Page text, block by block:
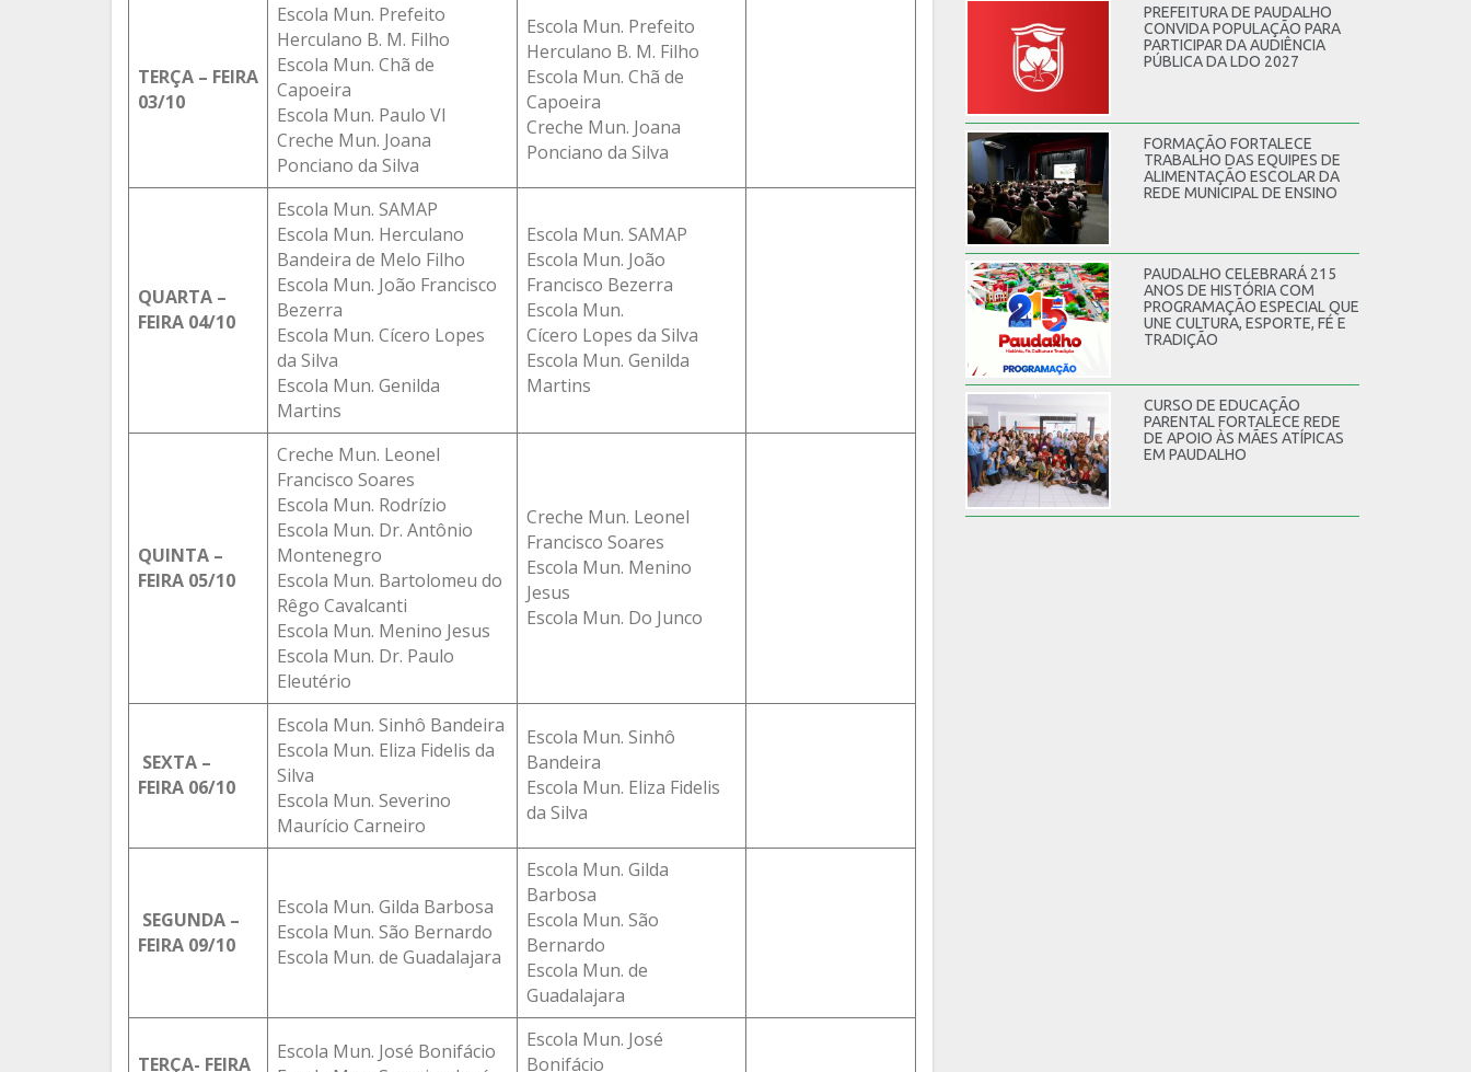
TERÇA – FEIRA
03/10
Escola Mun. Prefeito
Herculano B. M. Filho
Escola Mun. Chã de
Capoeira
Escola Mun. Paulo VI
Creche Mun. Joana
Ponciano da Silva
Escola Mun. Prefeito
Herculano B. M. Filho
Escola Mun. Chã de
Capoeira
Creche Mun. Joana
Ponciano da Silva
QUARTA –
FEIRA 04/10
Escola Mun. SAMAP
Escola Mun. Herculano
Bandeira de Melo Filho
Escola Mun. João Francisco
Bezerra
Escola Mun. Cícero Lopes
da Silva
Escola Mun. Genilda
Martins
Escola Mun. SAMAP
Escola Mun. João
Francisco Bezerra
Escola Mun.
Cícero Lopes da Silva
Escola Mun. Genilda
Martins
QUINTA –
FEIRA 05/10
Creche Mun. Leonel
Francisco Soares
Escola Mun. Rodrízio
Escola Mun. Dr. Antônio
Montenegro
Escola Mun. Bartolomeu do
Rêgo Cavalcanti
Escola Mun. Menino Jesus
Escola Mun. Dr. Paulo
Eleutério
Creche Mun. Leonel
Francisco Soares
Escola Mun. Menino
Jesus
Escola Mun. Do Junco
SEXTA –
FEIRA 06/10
Escola Mun. Sinhô Bandeira
Escola Mun. Eliza Fidelis da
Silva
Escola Mun. Severino
Maurício Carneiro
Escola Mun. Sinhô
Bandeira
Escola Mun. Eliza Fidelis
da Silva
SEGUNDA –
FEIRA 09/10
Escola Mun. Gilda Barbosa
Escola Mun. São Bernardo
Escola Mun. de Guadalajara
Escola Mun. Gilda
Barbosa
Escola Mun. São
Bernardo
Escola Mun. de
Guadalajara
TERÇA- FEIRA
Escola Mun. José Bonifácio
Escola Mun. José
Bonifácio
PREFEITURA DE PAUDALHO
CONVIDA POPULAÇÃO PARA
PARTICIPAR DA AUDIÊNCIA
PÚBLICA DA LDO 2027
FORMAÇÃO FORTALECE
TRABALHO DAS EQUIPES DE
ALIMENTAÇÃO ESCOLAR DA
REDE MUNICIPAL DE ENSINO
PAUDALHO CELEBRARÁ 215
ANOS DE HISTÓRIA COM
PROGRAMAÇÃO ESPECIAL QUE
UNE CULTURA, ESPORTE, FÉ E
TRADIÇÃO
CURSO DE EDUCAÇÃO
PARENTAL FORTALECE REDE
DE APOIO ÀS MÃES ATÍPICAS
EM PAUDALHO